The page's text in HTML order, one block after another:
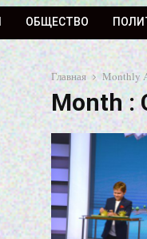
ОБЩЕСТВО
Главная Monthly
Month :